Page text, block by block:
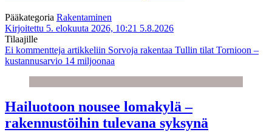
Pääkategoria Rakentaminen
Kirjoitettu 5. elokuuta 2026, 10:21 5.8.2026
Tilaajille
Ei kommentteja artikkeliin Sorvoja rakentaa Tullin tilat Tornioon –
kustannusarvio 14 miljoonaa
Hailuotoon nousee lomakylä –
rakennustöihin tulevana syksynä